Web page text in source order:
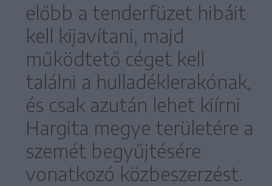
előbb a tenderfüzet hibáit
kell kijavítani, majd
működtető céget kell
találni a hulladéklerakónak,
és csak azután lehet kiírni
Hargita megye területére a
szemét begyűjtésére
vonatkozó közbeszerzést.